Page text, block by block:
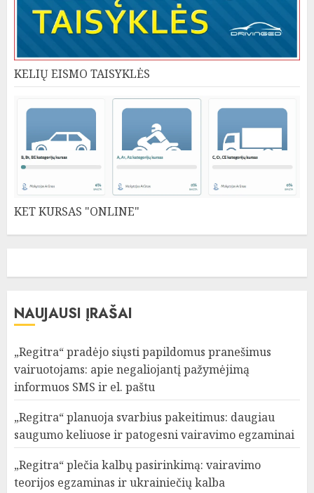
KELIŲ EISMO TAISYKLĖS
KET KURSAS "ONLINE"
NAUJAUSI ĮRAŠAI
„Regitra“ pradėjo siųsti papildomus pranešimus
vairuotojams: apie negaliojantį pažymėjimą
informuos SMS ir el. paštu
„Regitra“ planuoja svarbius pakeitimus: daugiau
saugumo keliuose ir patogesni vairavimo egzaminai
„Regitra“ plečia kalbų pasirinkimą: vairavimo
teorijos egzaminas ir ukrainiečių kalba